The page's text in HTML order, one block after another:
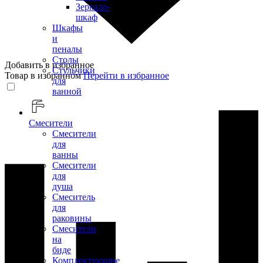
Зеркало-
шкаф
Шкафы
и
пеналы
Столы
Стульчики
для
ванной
Смесители
Смесители
для
ванны
Смесители
для
душа
Смеситель
для
раковины
Смесители
на
биде
Комплектующие
Добавить в избранное
Товар в избранномПерейти в избранное